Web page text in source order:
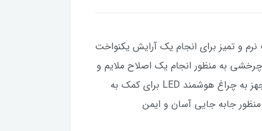
و تمیز برای انجام یک آرایش یکنواخت
به منظور انجام یک اصلاح ملایم و
ایمن مجهز به فویل محافظ جهت افزایش ایمنی در حین کار امکان تمیز کردن آسان و سریع تیغه با کمک برس همراه مجهز به چراغ هوشمند LED برای کمک به
جابه جایی آسان و ایمن